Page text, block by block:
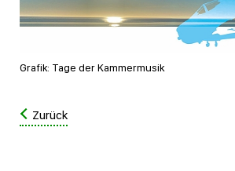
Grafik: Tage der Kammermusik
Zurück